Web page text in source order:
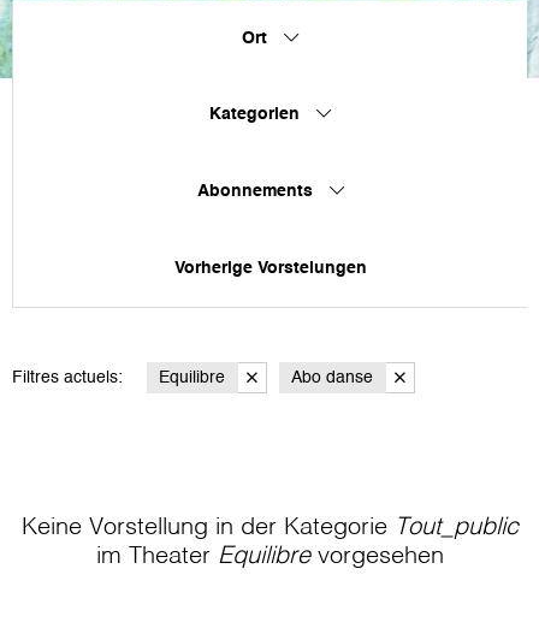
Ort
Kategorien
Abonnements
Vorherige Vorstelungen
Filtres actuels: Equilibre Abo danse
Keine Vorstellung in der Kategorie Tout_public
im Theater Equilibrevorgesehen